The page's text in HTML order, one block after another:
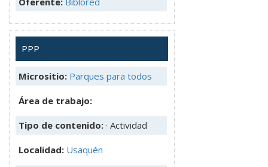
PPP
Micrositio: Parques para todos
Área de trabajo:
Tipo de contenido: · Actividad
Localidad: Usaquén